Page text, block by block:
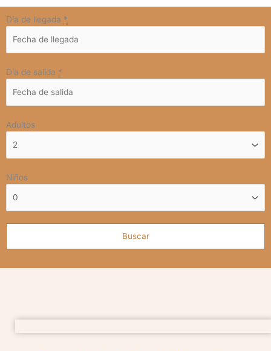
Día de llegada *
Día de salida *
Adultos
Niños